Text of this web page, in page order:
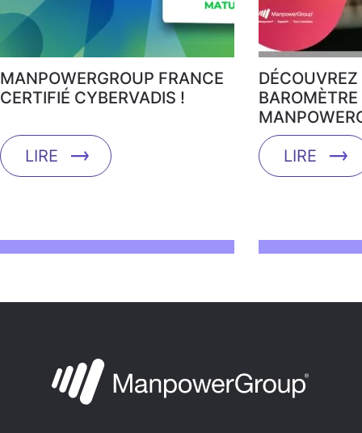
MANPOWERGROUP FRANCE
CERTIFIÉ CYBERVADIS !
LIRE
DÉCOUVREZ
LIRE